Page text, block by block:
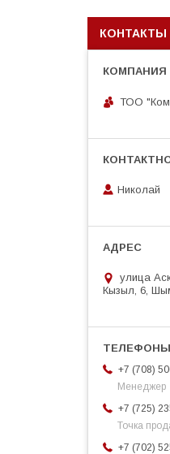
КОНТАКТЫ
ТОО
Николай
улица
Кызыл, 6,
+7 (708)
Менеджер
+7 (725)
Точка
+7 (702)